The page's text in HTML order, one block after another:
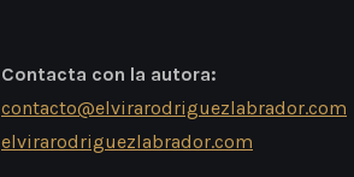
Contacta con la autora:
contacto@elvirarodriguezlabrador.com
elvirarodriguezlabrador.com